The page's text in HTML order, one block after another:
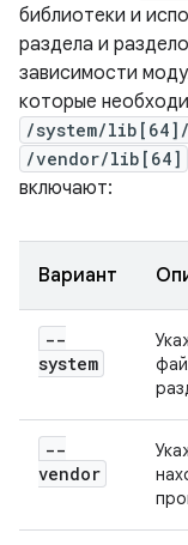
библиотеки и
раздела и
зависимости
которые
/system/lib[64]/
/vendor/lib[64]
включают:
Вариант
--
system
--
vendor